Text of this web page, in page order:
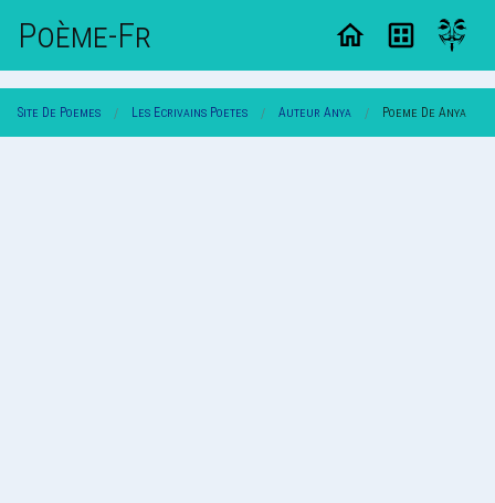
Poème-Fr
Site De Poemes Les Ecrivains Poetes Auteur Anya Poeme De Anya